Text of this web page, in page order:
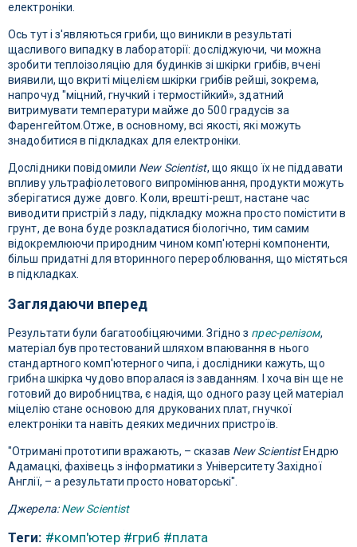
електроніки.
Ось тут і з'являються гриби, що виникли в результаті
щасливого випадку в лабораторії: досліджуючи, чи можна
зробити теплоізоляцію для будинків зі шкірки грибів, вчені
виявили, що вкриті міцелієм шкірки грибів рейші, зокрема,
напрочуд "міцний, гнучкий і термостійкий», здатний
витримувати температури майже до 500 градусів за
Фаренгейтом.Отже, в основному, всі якості, які можуть
знадобитися в підкладках для електроніки.
Дослідники повідомили New Scientist, що якщо їх не піддавати
впливу ультрафіолетового випромінювання, продукти можуть
зберігатися дуже довго. Коли, врешті-решт, настане час
виводити пристрій з ладу, підкладку можна просто помістити в
грунт, де вона буде розкладатися біологічно, тим самим
відокремлюючи природним чином комп'ютерні компоненти,
більш придатні для вторинного перероблювання, що містяться
в підкладках.
Заглядаючи вперед
Результати були багатообіцяючими. Згідно з прес-релізом,
матеріал був протестований шляхом впаювання в нього
стандартного комп'ютерного чипа, і дослідники кажуть, що
грибна шкірка чудово впоралася із завданням. І хоча він ще не
готовий до виробництва, є надія, що одного разу цей матеріал
міцелію стане основою для друкованих плат, гнучкої
електроніки та навіть деяких медичних пристроїв.
"Отримані прототипи вражають, – сказав New ScientistЕндрю
Адамацкі, фахівець з інформатики з Університету Західної
Англії, – а результати просто новаторські".
Джерела:New Scientist
Теги: #комп'ютер #гриб #плата